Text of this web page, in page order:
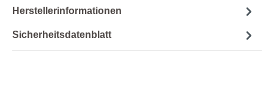
Herstellerinformationen
Sicherheitsdatenblatt